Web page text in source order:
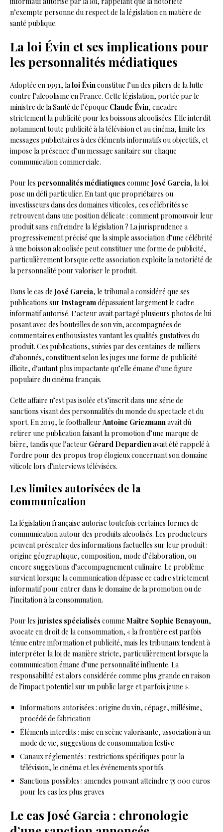
n’exempte personne du respect de la législation en matière de
santé publique.
La loi Évin et ses implications pour
les personnalités médiatiques
Adoptée en 1991, la loi Évinconstitue l’un des piliers de la lutte
contre l’alcoolisme en France. Cette législation, portée par le
ministre de la Santé de l’époque Claude Évin, encadre
strictement la publicité pour les boissons alcoolisées. Elle interdit
notamment toute publicité à la télévision et au cinéma, limite les
messages publicitaires à des éléments informatifs ou objectifs, et
impose la présence d’un message sanitaire sur chaque
communication commerciale.
Pour les personnalités médiatiques comme José Garcia, la loi
pose un défi particulier. En tant que propriétaires ou
investisseurs dans des domaines viticoles, ces célébrités se
retrouvent dans une position délicate : comment promouvoir leur
produit sans enfreindre la législation ? La jurisprudence a
progressivement précisé que la simple association d’une célébrité
à une boisson alcoolisée peut constituer une forme de publicité,
particulièrement lorsque cette association exploite la notoriété de
la personnalité pour valoriser le produit.
Dans le cas de José Garcia, le tribunal a considéré que ses
publications sur Instagramdépassaient largement le cadre
informatif autorisé. L’acteur avait partagé plusieurs photos de lui
posant avec des bouteilles de son vin, accompagnées de
commentaires enthousiastes vantant les qualités gustatives du
produit. Ces publications, suivies par des centaines de milliers
d’abonnés, constituent selon les juges une forme de publicité
illicite, d’autant plus impactante qu’elle émane d’une figure
populaire du cinéma français.
Cette affaire n’est pas isolée et s’inscrit dans une série de
sanctions visant des personnalités du monde du spectacle et du
sport. En 2019, le footballeur Antoine Griezmannavait dû
retirer une publication faisant la promotion d’une marque de
bière, tandis que l’acteur Gérard Depardieuavait été rappelé à
l’ordre pour des propos trop élogieux concernant son domaine
viticole lors d’interviews télévisées.
Les limites autorisées de la
communication
La législation française autorise toutefois certaines formes de
communication autour des produits alcoolisés. Les producteurs
peuvent présenter des informations factuelles sur leur produit :
origine géographique, composition, mode d’élaboration, ou
encore suggestions d’accompagnement culinaire. Le problème
survient lorsque la communication dépasse ce cadre strictement
informatif pour entrer dans le domaine de la promotion ou de
l’incitation à la consommation.
Pour les juristes spécialisés comme Maître Sophie Benayoun,
avocate en droit de la consommation, « la frontière est parfois
ténue entre information et publicité, mais les tribunaux tendent à
interpréter la loi de manière stricte, particulièrement lorsque la
communication émane d’une personnalité influente. La
responsabilité est alors considérée comme plus grande en raison
de l’impact potentiel sur un public large et parfois jeune ».
Informations autorisées : origine du vin, cépage, millésime,
procédé de fabrication
Éléments interdits : mise en scène valorisante, association à un
mode de vie, suggestions de consommation festive
Canaux réglementés : restrictions spécifiques pour la
télévision, le cinéma et les événements sportifs
Sanctions possibles : amendes pouvant atteindre 75 000 euros
pour les cas les plus graves
Le cas José Garcia : chronologie